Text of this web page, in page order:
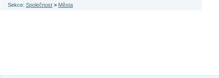
Sekce: Společnost > Města